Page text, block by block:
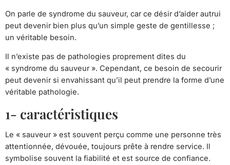
On parle de syndrome du sauveur, car ce désir d’aider autrui
peut devenir bien plus qu’un simple geste de gentillesse ;
un véritable besoin.
Il n’existe pas de pathologies proprement dites du
« syndrome du sauveur ». Cependant, ce besoin de secourir
peut devenir si envahissant qu’il peut prendre la forme d’une
véritable pathologie.
1- caractéristiques
Le « sauveur » est souvent perçu comme une personne très
attentionnée, dévouée, toujours prête à rendre service. Il
symbolise souvent la fiabilité et est source de confiance.